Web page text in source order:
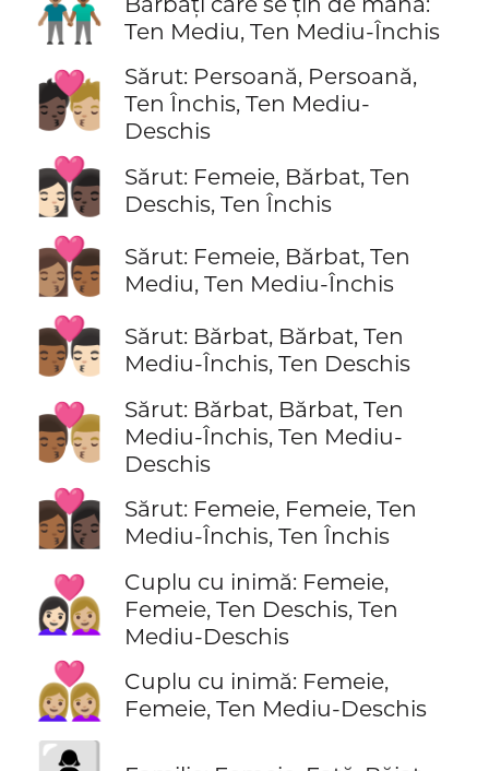
👨🏽‍🤝‍👨🏾
Ten Mediu, Ten Mediu-Închis
🧑🏿‍❤️‍💋‍🧑🏼
Sărut: Persoană, Persoană,
Ten Închis, Ten Mediu-
Deschis
👩🏻‍❤️‍💋‍👨🏿
Sărut: Femeie, Bărbat, Ten
Deschis, Ten Închis
👩🏽‍❤️‍💋‍👨🏾
Sărut: Femeie, Bărbat, Ten
Mediu, Ten Mediu-Închis
👨🏾‍❤️‍💋‍👨🏻
Sărut: Bărbat, Bărbat, Ten
Mediu-Închis, Ten Deschis
👨🏾‍❤️‍💋‍👨🏼
Sărut: Bărbat, Bărbat, Ten
Mediu-Închis, Ten Mediu-
Deschis
👩🏾‍❤️‍💋‍👩🏿
Sărut: Femeie, Femeie, Ten
Mediu-Închis, Ten Închis
👩🏻‍❤️‍👩🏼
Cuplu cu inimă: Femeie,
Femeie, Ten Deschis, Ten
Mediu-Deschis
👩🏼‍❤️‍👩🏼
Cuplu cu inimă: Femeie,
Femeie, Ten Mediu-Deschis